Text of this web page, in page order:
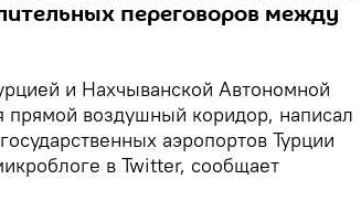
переговоров между
и Нахчыванской Автономной
воздушный коридор, написал
аэропортов Турции
в Twitter, сообщает